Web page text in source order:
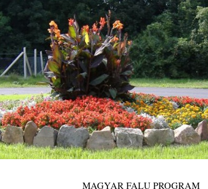
MAGYAR FALU PROGRAM